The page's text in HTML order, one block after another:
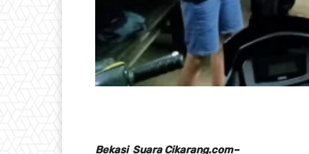
Bekasi Suara Cikarang.com–